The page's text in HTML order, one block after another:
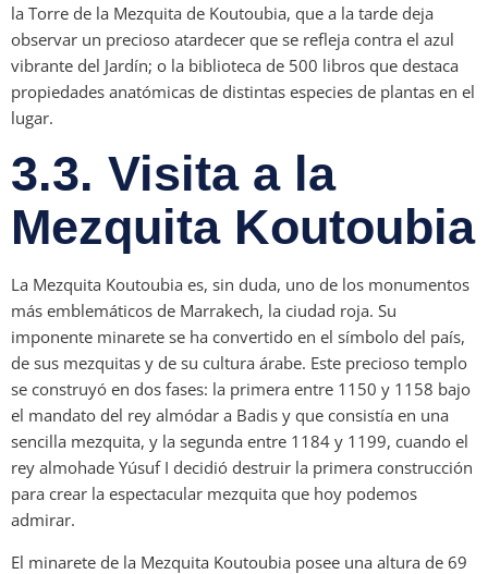
la Torre de la Mezquita de Koutoubia, que a la tarde deja
observar un precioso atardecer que se refleja contra el azul
vibrante del Jardín; o la biblioteca de 500 libros que destaca
propiedades anatómicas de distintas especies de plantas en el
lugar.
3.3. Visita a la
Mezquita Koutoubia
La Mezquita Koutoubia es, sin duda, uno de los monumentos
más emblemáticos de Marrakech, la ciudad roja. Su
imponente minarete se ha convertido en el símbolo del país,
de sus mezquitas y de su cultura árabe. Este precioso templo
se construyó en dos fases: la primera entre 1150 y 1158 bajo
el mandato del rey almódar a Badis y que consistía en una
sencilla mezquita, y la segunda entre 1184 y 1199, cuando el
rey almohade Yúsuf I decidió destruir la primera construcción
para crear la espectacular mezquita que hoy podemos
admirar.
El minarete de la Mezquita Koutoubia posee una altura de 69